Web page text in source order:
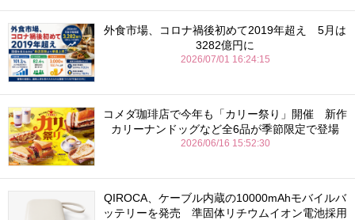
外食市場、コロナ禍後初めて2019年超え 5月は
3282億円に
2026/07/01 16:24:15
コメダ珈琲店で今年も「カリー祭り」開催 新作
カリーナンドッグなど全6品が季節限定で登場
2026/06/16 15:52:30
QIROCA、ケーブル内蔵の10000mAhモバイルバ
ッテリーを発売 準固体リチウムイオン電池採用